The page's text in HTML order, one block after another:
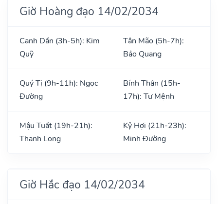
Giờ Hoàng đạo 14/02/2034
Canh Dần (3h-5h): Kim
Quỹ
Tân Mão (5h-7h):
Bảo Quang
Quý Tị (9h-11h): Ngọc
Đường
Bính Thân (15h-
17h): Tư Mệnh
Mậu Tuất (19h-21h):
Thanh Long
Kỷ Hợi (21h-23h):
Minh Đường
Giờ Hắc đạo 14/02/2034